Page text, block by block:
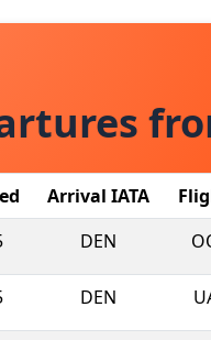
Arrival IATA
DEN
DEN